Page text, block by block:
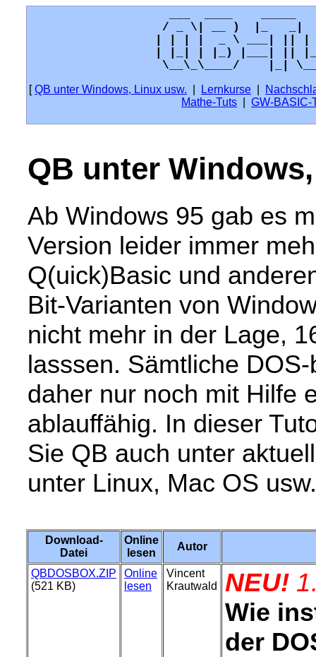
/ _ \| __ )  |_   _|
| | | |  _ \ ___| || |
| |_| | |_) |___| ||
[QB unter Windows, Linux usw. Lernkurse
Mathe-Tuts
GW-BASIC-
QB unter
Ab Windows 95 gab es
Version leider immer
Q(uick)Basic und
Bit-Varianten von
nicht mehr in der Lage,
lasssen. Sämtliche
daher nur noch mit Hilfe
ablauffähig. In dieser
Sie QB auch unter
unter Linux, Mac OS
Download-
Datei
Online
lesen
Autor
QBDOSBOX.ZIP
(521 KB)
Online
lesen
Vincent
Krautwald
NEU!
Wie
der